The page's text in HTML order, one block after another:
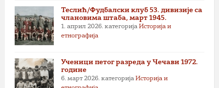
Теслић/Фудбалски клуб 53. дивизије са
члановима штаба, март 1945.
1. април 2026. категорија Историја и
етнографија
Ученици петог разреда у Чечави 1972.
године
6. март 2026. категорија Историја и